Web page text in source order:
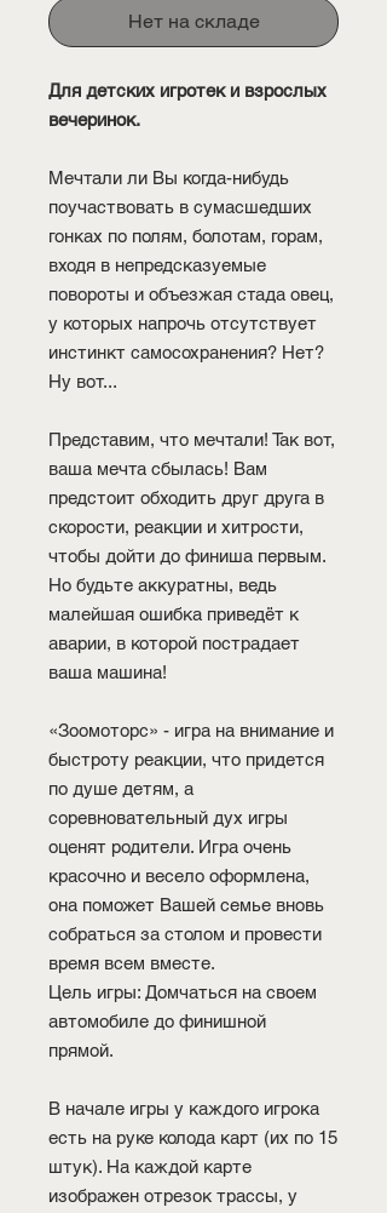
Нет на складе
Для детских игротек и взрослых
вечеринок.
Мечтали ли Вы когда-нибудь
поучаствовать в сумасшедших
гонках по полям, болотам, горам,
входя в непредсказуемые
повороты и объезжая стада овец,
у которых напрочь отсутствует
инстинкт самосохранения? Нет?
Ну вот...
Представим, что мечтали! Так вот,
ваша мечта сбылась! Вам
предстоит обходить друг друга в
скорости, реакции и хитрости,
чтобы дойти до финиша первым.
Но будьте аккуратны, ведь
малейшая ошибка приведёт к
аварии, в которой пострадает
ваша машина!
«Зоомоторс» - игра на внимание и
быстроту реакции, что придется
по душе детям, а
соревновательный дух игры
оценят родители. Игра очень
красочно и весело оформлена,
она поможет Вашей семье вновь
собраться за столом и провести
время всем вместе.
Цель игры: Домчаться на своем
автомобиле до финишной
прямой.
В начале игры у каждого игрока
есть на руке колода карт (их по 15
штук). На каждой карте
изображен отрезок трассы, у